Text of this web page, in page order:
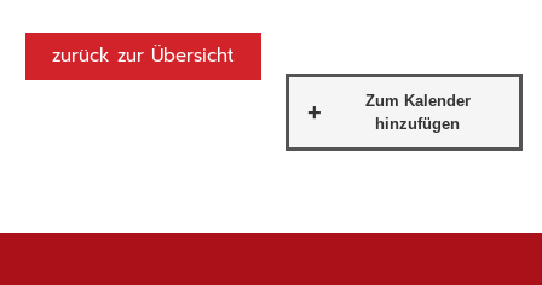
zurück zur Übersicht